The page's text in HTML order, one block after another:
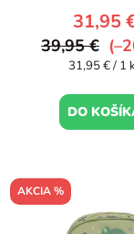
31,95
39,95 €
Jednotková
31,95 € / 1
DO
AKCIA %